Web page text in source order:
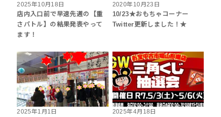
2025年10月18日
店内入口前で早速先週の【重
さバトル】の結果発表やって
ます！
2020年10月23日
10/23★おもちゃコーナー
Twitter更新しました！★
2025年1月1日
2025年4月18日